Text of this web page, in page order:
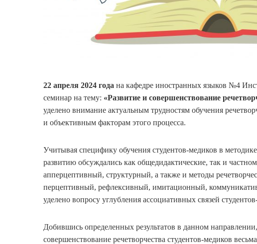
22 апреля 2024 года на кафедре иностранных языков №4
семинар на тему: «Развитие и совершенствование
уделено внимание актуальным трудностям обучения
и объективным факторам этого процесса.
Учитывая специфику обучения студентов-медиков в
развитию обсуждались как общедидактические, так и
апперцептивный, структурный, а также и методы
перцептивный, рефлексивный, имитационный,
уделено вопросу углубления ассоциативных связей
Добившись определенных результатов в данном
совершенствование речетворчества студентов-медиков